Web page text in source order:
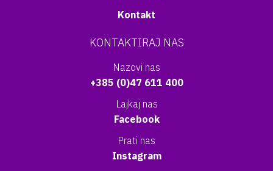
Kontakt
KONTAKTIRAJ NAS
Nazovi nas
+385 (0)47 611 400
Lajkaj nas
Facebook
Prati nas
Instagram